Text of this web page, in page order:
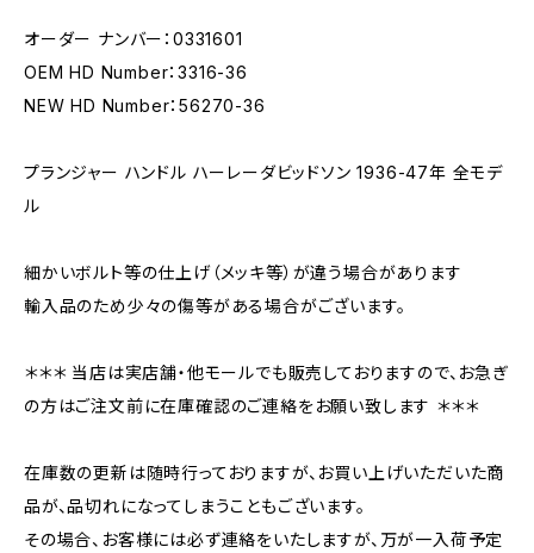
オーダー ナンバー：0331601
OEM HD Number：3316-36
NEW HD Number：56270-36
プランジャー ハンドル ハーレーダビッドソン 1936-47年 全モデ
ル
細かいボルト等の仕上げ（メッキ等）が違う場合があります
輸入品のため少々の傷等がある場合がございます。
＊＊＊ 当店は実店舗・他モールでも販売しておりますので、お急ぎ
の方はご注文前に在庫確認のご連絡をお願い致します ＊＊＊
在庫数の更新は随時行っておりますが、お買い上げいただいた商
品が、品切れになってしまうこともございます。
その場合、お客様には必ず連絡をいたしますが、万が一入荷予定